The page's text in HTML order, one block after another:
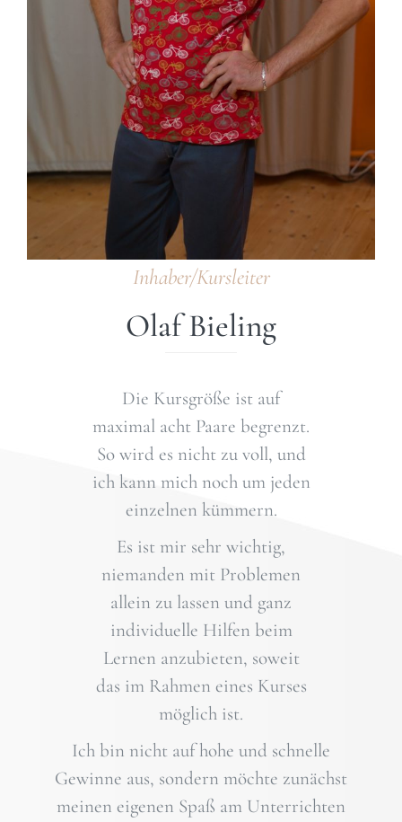
Inhaber/Kursleiter
Olaf Bieling
Die Kursgröße ist auf
maximal acht Paare begrenzt.
So wird es nicht zu voll, und
ich kann mich noch um jeden
einzelnen kümmern.
Es ist mir sehr wichtig,
niemanden mit Problemen
allein zu lassen und ganz
individuelle Hilfen beim
Lernen anzubieten, soweit
das im Rahmen eines Kurses
möglich ist.
Ich bin nicht auf hohe und schnelle
Gewinne aus, sondern möchte zunächst
meinen eigenen Spaß am Unterrichten